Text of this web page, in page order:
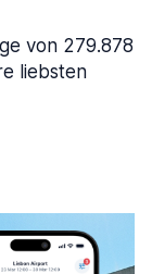
von 279.878
liebsten